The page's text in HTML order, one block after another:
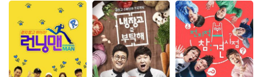
博弈，究竟谁能揭
开真相？
不仅直面碰撞的火
花与羁绊，也在真
挚的恋爱中寻求“人
生重启”的蜕变。
韩惠轸
《我家的熊孩子》
是一档韩国脱口秀
节目。节目主要关
注家长与孩子之间
的问题。你对孩子
Se-yoon
韩国KBS电视台综
艺节目，也是该台
Happy Sunday的
长寿环节之一。标
榜真实野生道路真